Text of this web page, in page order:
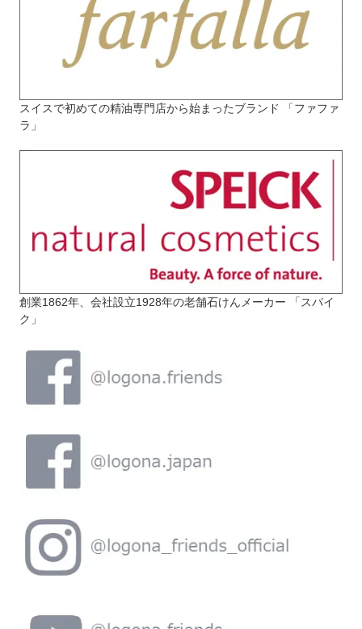
スイスで初めての精油専門店から始まったブランド 「ファファ
ラ」
創業1862年、会社設立1928年の老舗石けんメーカー 「スパイ
ク」